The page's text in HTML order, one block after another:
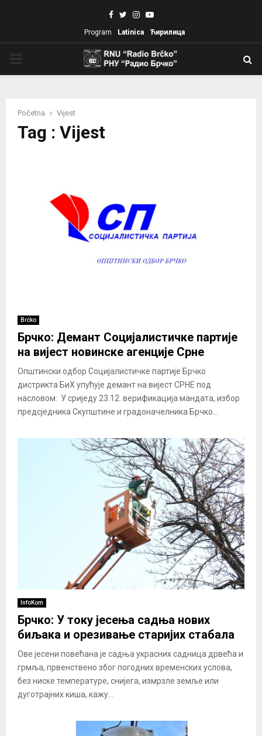
Facebook
TwitterInstagram
Youtube
Program Latinica Ћирилица
Početna Vijest
Tag : Vijest
Brčko
Брчко: Демант Социјалистичке партије
на вијест новинске агенције Срне
Општински одбор Социјалистичке партије Брчко
дистрикта БиХ упућује демант на вијест СРНЕ под
насловом: У сриједу 23.12. верификација мандата, избор
предсједника Скупштине и градоначелника Брчко...
InfoKom
Брчко: У току јесења садња нових
биљака и орезивање старијих стабала
Ове јесени повећана је садња украсних садница дрвећа и
грмља, првенствено због погодних временских услова,
без ниске температуре, снијега, измрзле земље или
дуготрајних киша, кажу...